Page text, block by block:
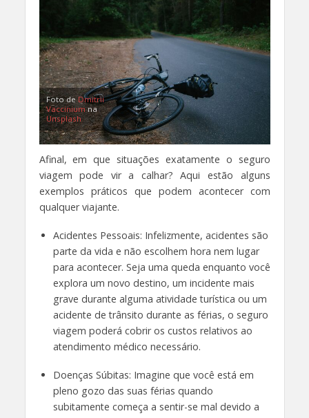
Foto deDmitrii
Vacciniumna
Unsplash
Afinal, em que situações exatamente o seguro
viagem pode vir a calhar? Aqui estão alguns
exemplos práticos que podem acontecer com
qualquer viajante.
Acidentes Pessoais: Infelizmente, acidentes são
parte da vida e não escolhem hora nem lugar
para acontecer. Seja uma queda enquanto você
explora um novo destino, um incidente mais
grave durante alguma atividade turística ou um
acidente de trânsito durante as férias, o seguro
viagem poderá cobrir os custos relativos ao
atendimento médico necessário.
Doenças Súbitas: Imagine que você está em
pleno gozo das suas férias quando
subitamente começa a sentir-se mal devido a